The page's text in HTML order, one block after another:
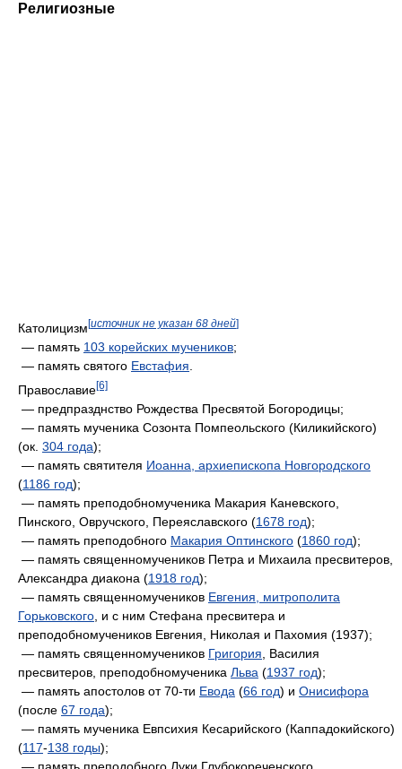
Религиозные
Католицизм [источник не указан 68 дней]
— память 103 корейских мучеников;
— память святого Евстафия
Православие[6]
— предпразднство Рождества Пресвятой Богородицы;
— память мученика Созонта Помпеольского (Киликийского)
(ок. 304 года);
— память святителя Иоанна, архиепископа Новгородского
(1186 год);
— память преподобномученика Макария Каневского,
Пинского, Овручского, Переяславского (1678 год);
— память преподобного Макария Оптинского (1860 год);
— память священномучеников Петра и Михаила пресвитеров,
Александра диакона (1918 год);
— память священномучеников Евгения, митрополита
Горьковского , и с ним Стефана пресвитера и
преподобномучеников Евгения, Николая и Пахомия (1937);
— память священномучеников Григория , Василия
пресвитеров, преподобномученика Льва (1937 год);
— память апостолов от 70-ти Евода (66 год) и Онисифора
(после 67 года);
— память мученика Евпсихия Кесарийского (Каппадокийского)
(117-138 годы);
— память преподобного Луки Глубокореченского